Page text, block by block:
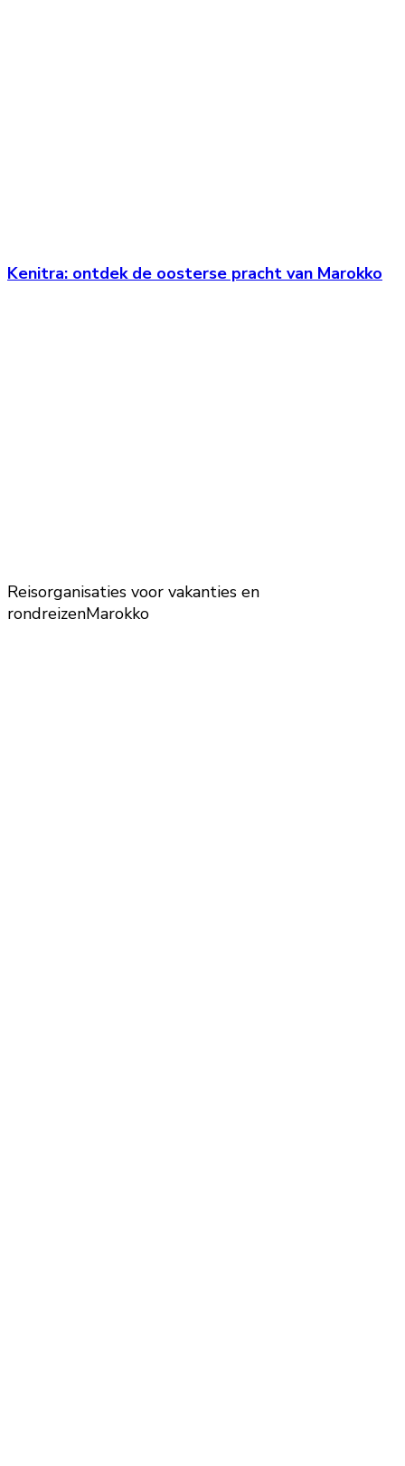
Kenitra: ontdek de oosterse pracht van Marokko
Reisorganisaties voor vakanties en
rondreizenMarokko